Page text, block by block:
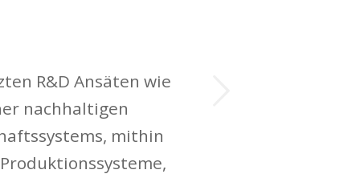
R&D Ansäten wie
nachhaltigen
mithin
Weiter